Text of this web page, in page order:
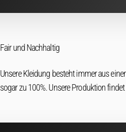
Fair und Nachhaltig
Unsere Kleidung besteht immer aus
sogar zu 100%. Unsere Produktion